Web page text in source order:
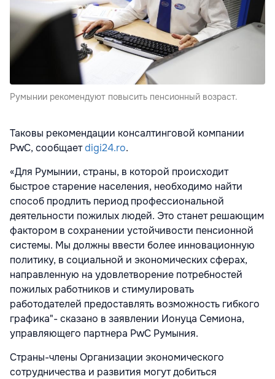
Румынии рекомендуют повысить пенсионный возраст.
Таковы рекомендации консалтинговой компании
PwC, сообщаетdigi24.ro.
«Для Румынии, страны, в которой происходит
быстрое старение населения, необходимо найти
способ продлить период профессиональной
деятельности пожилых людей. Это станет решающим
фактором в сохранении устойчивости пенсионной
системы. Мы должны ввести более инновационную
политику, в социальной и экономических сферах,
направленную на удовлетворение потребностей
пожилых работников и стимулировать
работодателей предоставлять возможность гибкого
графика"- сказано в заявлении Ионуца Семиона,
управляющего партнера PwC Румыния.
Страны-члены Организации экономического
сотрудничества и развития могут добиться